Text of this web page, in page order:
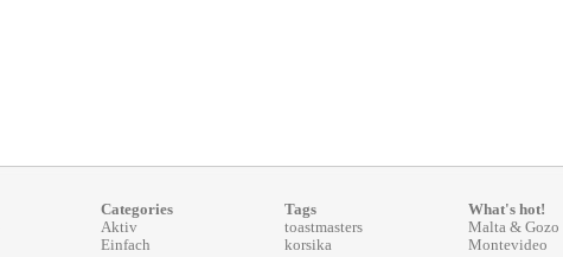
Categories
Aktiv
Einfach
Tags
toastmasters
korsika
What's hot!
Malta & Gozo
Montevideo